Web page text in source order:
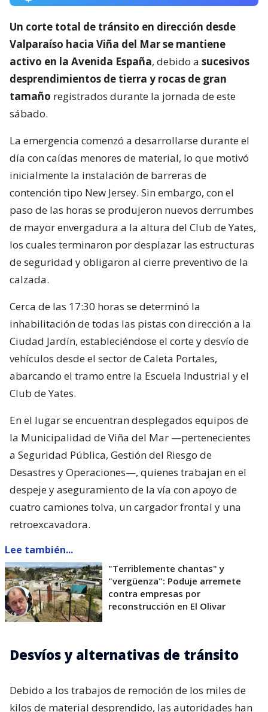
Un corte total de tránsito en dirección desde
Valparaíso hacia Viña del Mar se mantiene
activo en la Avenida España, debido a sucesivos
desprendimientos de tierra y rocas de gran
tamaño registrados durante la jornada de este
sábado.
La emergencia comenzó a desarrollarse durante el
día con caídas menores de material, lo que motivó
inicialmente la instalación de barreras de
contención tipo New Jersey. Sin embargo, con el
paso de las horas se produjeron nuevos derrumbes
de mayor envergadura a la altura del Club de Yates,
los cuales terminaron por desplazar las estructuras
de seguridad y obligaron al cierre preventivo de la
calzada.
Cerca de las 17:30 horas se determinó la
inhabilitación de todas las pistas con dirección a la
Ciudad Jardín, estableciéndose el corte y desvío de
vehículos desde el sector de Caleta Portales,
abarcando el tramo entre la Escuela Industrial y el
Club de Yates.
En el lugar se encuentran desplegados equipos de
la Municipalidad de Viña del Mar —pertenecientes
a Seguridad Pública, Gestión del Riesgo de
Desastres y Operaciones—, quienes trabajan en el
despeje y aseguramiento de la vía con apoyo de
cuatro camiones tolva, un cargador frontal y una
retroexcavadora.
Lee también...
"Terriblemente chantas" y
"vergüenza": Poduje arremete
contra empresas por
reconstrucción en El Olivar
Desvíos y alternativas de tránsito
Debido a los trabajos de remoción de los miles de
kilos de material desprendido, las autoridades han